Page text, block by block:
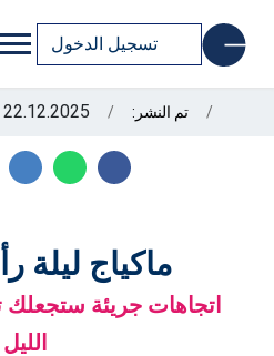
تسجيل الدخول
تم النشر: 22.12.2025
ماكياج ليلة
اتجاهات جريئة ستجعلك
الليل